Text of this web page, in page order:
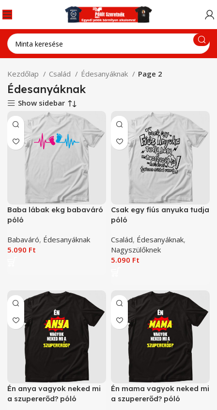
Kezdőlap Család Édesanyáknak Page 2
Édesanyáknak
Show sidebar
Baba lábak ekg babaváró
póló
Babaváró, Édesanyáknak
5.090 Ft
Csak egy fiús anyuka tudja
póló
Család, Édesanyáknak,
Nagyszülőknek
5.090 Ft
Én anya vagyok neked mi
a szupererőd? póló
Én mama vagyok neked mi
a szupererőd? póló